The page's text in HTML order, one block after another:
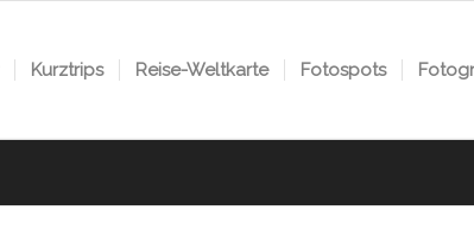
Kurztrips Reise-Weltkarte Fotospots